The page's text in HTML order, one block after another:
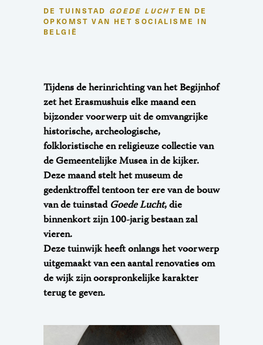
DE TUINSTAD GOEDE LUCHTEN DE
OPKOMST VAN HET SOCIALISME IN
BELGIË
Tijdens de herinrichting van het Begijnhof
zet het Erasmushuis elke maand een
bijzonder voorwerp uit de omvangrijke
historische, archeologische,
folkloristische en religieuze collectie van
de Gemeentelijke Musea in de kijker.
Deze maand stelt het museum de
gedenktroffel tentoon ter ere van de bouw
van de tuinstadGoede Lucht, die
binnenkort zijn 100-jarig bestaan zal
vieren.
Deze tuinwijk heeft onlangs het voorwerp
uitgemaakt van een aantal renovaties om
de wijk zijn oorspronkelijke karakter
terug te geven.